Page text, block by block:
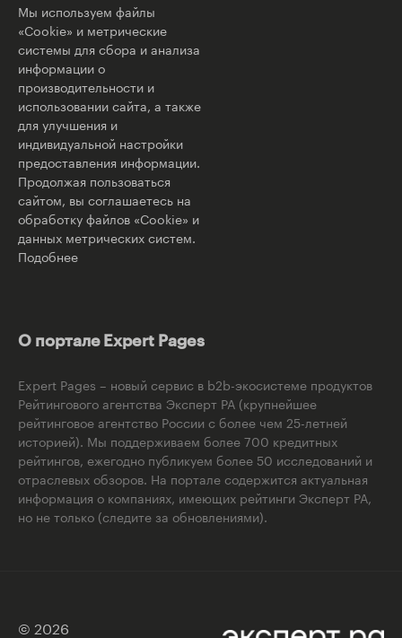
Мы используем файлы
«Cookie» и метрические
системы для сбора и анализа
информации о
производительности и
использовании сайта, а также
для улучшения и
индивидуальной настройки
предоставления информации.
Продолжая пользоваться
сайтом, вы соглашаетесь на
обработку файлов «Cookie» и
данных метрических систем.
Подобнее
О портале Expert Pages
Expert Pages – новый сервис в b2b-экосистеме продуктов
Рейтингового агентства Эксперт РА (крупнейшее
рейтинговое агентство России с более чем 25-летней
историей). Мы поддерживаем более 700 кредитных
рейтингов, ежегодно публикуем более 50 исследований и
отраслевых обзоров. На портале содержится актуальная
информация о компаниях, имеющих рейтинги Эксперт РА,
но не только (следите за обновлениями).
© 2026